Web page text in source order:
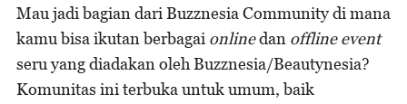
Mau jadi bagian dari Buzznesia Community di mana
kamu bisa ikutan berbagai onlinedan offline event
seru yang diadakan oleh Buzznesia/Beautynesia?
Komunitas ini terbuka untuk umum, baik